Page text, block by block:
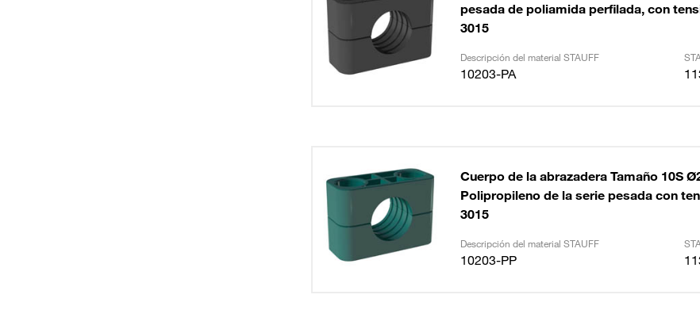
pesada de poliamida perfilada, con
3015
Descripción del material STAUFF
10203-PA
Cuerpo de la abrazadera Tamaño 10S
Polipropileno de la serie pesada con
3015
Descripción del material STAUFF
10203-PP